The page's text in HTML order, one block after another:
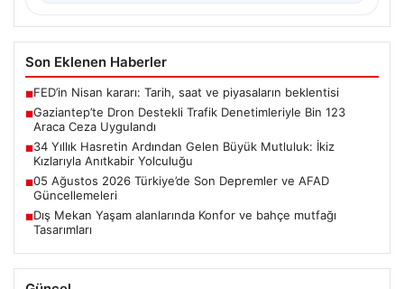
Son Eklenen Haberler
■FED’in Nisan kararı: Tarih, saat ve piyasaların beklentisi
■Gaziantep’te Dron Destekli Trafik Denetimleriyle Bin 123
Araca Ceza Uygulandı
■34 Yıllık Hasretin Ardından Gelen Büyük Mutluluk: İkiz
Kızlarıyla Anıtkabir Yolculuğu
■05 Ağustos 2026 Türkiye’de Son Depremler ve AFAD
Güncellemeleri
■Dış Mekan Yaşam alanlarında Konfor ve bahçe mutfağı
Tasarımları